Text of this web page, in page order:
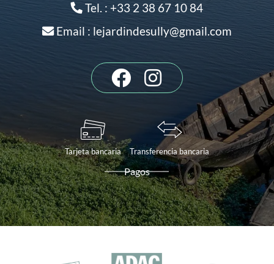
Tel. : +33 2 38 67 10 84
Email : lejardindesully@gmail.com
Tarjeta bancaria Transferencia bancaria
Pagos